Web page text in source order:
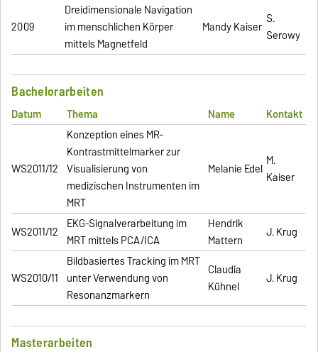
2009
Dreidimensionale Navigation
im menschlichen Körper
mittels Magnetfeld
Mandy Kaiser S.
Serowy
Bachelorarbeiten
Datum Thema Name Kontakt
WS2011/12
Konzeption eines MR-
Kontrastmittelmarker zur
Visualisierung von
medizischen Instrumenten im
MRT
Melanie Edel M.
Kaiser
WS2011/12 EKG-Signalverarbeitung im
MRT mittels PCA/ICA
Hendrik
Mattern
J. Krug
WS2010/11
Bildbasiertes Tracking im MRT
unter Verwendung von
Resonanzmarkern
Claudia
Kühnel
J. Krug
Masterarbeiten